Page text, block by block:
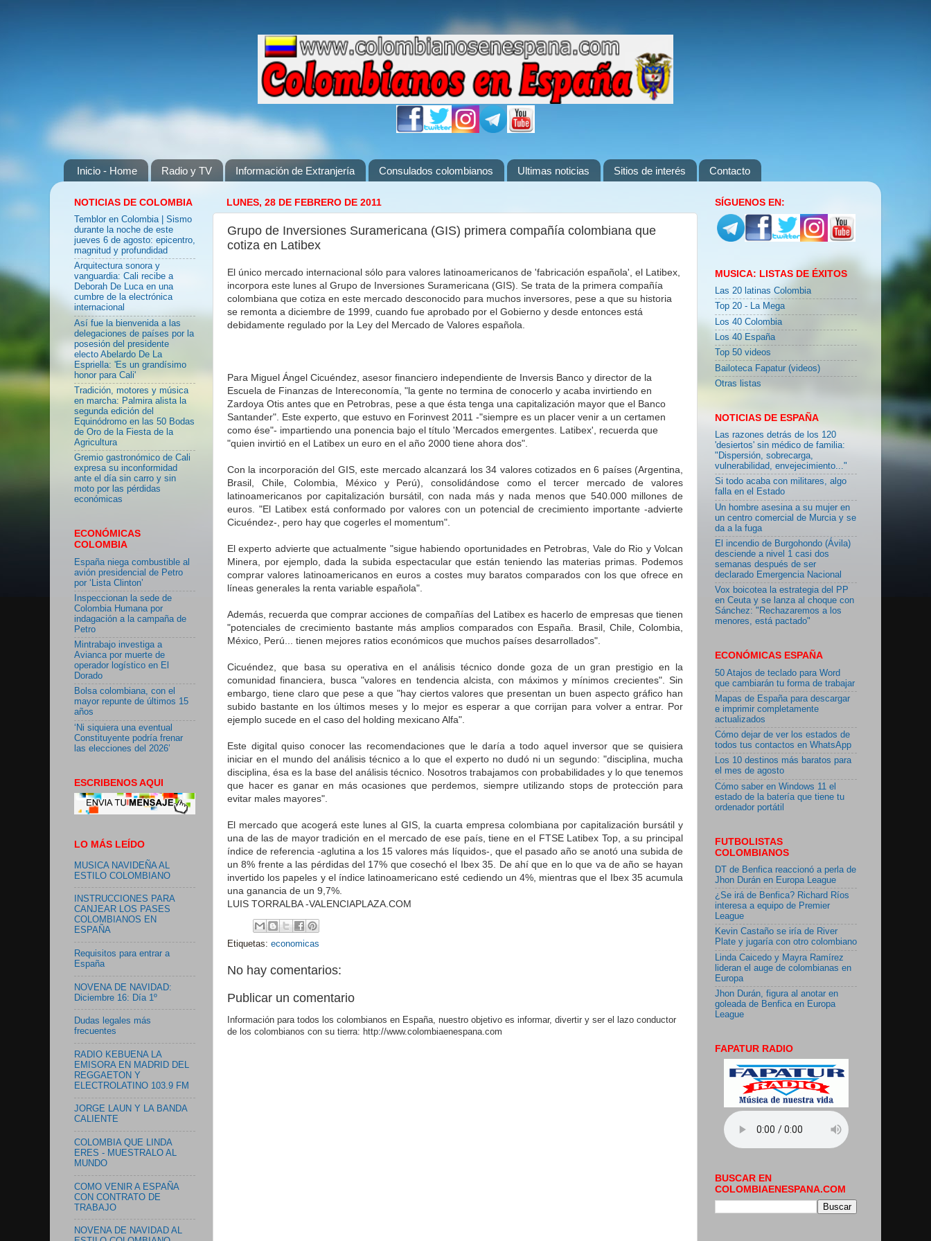
Inicio - Home Radio y TV Información de Extranjería Consulados colombianos Ultimas noticias Sitios de interés Contacto
LUNES, 28 DE FEBRERO DE 2011
Grupo de Inversiones Suramericana (GIS) primera compañía colombiana que
cotiza en Latibex
El único mercado internacional sólo para valores latinoamericanos de 'fabricación española', el Latibex,
incorpora este lunes al Grupo de Inversiones Suramericana (GIS). Se trata de la primera compañía
colombiana que cotiza en este mercado desconocido para muchos inversores, pese a que su historia
se remonta a diciembre de 1999, cuando fue aprobado por el Gobierno y desde entonces está
debidamente regulado por la Ley del Mercado de Valores española.
Para Miguel Ángel Cicuéndez, asesor financiero independiente de Inversis Banco y director de la
Escuela de Finanzas de Intereconomía, "la gente no termina de conocerlo y acaba invirtiendo en
Zardoya Otis antes que en Petrobras, pese a que ésta tenga una capitalización mayor que el Banco
Santander". Este experto, que estuvo en Forinvest 2011 -"siempre es un placer venir a un certamen
como ése"- impartiendo una ponencia bajo el título 'Mercados emergentes. Latibex', recuerda que
"quien invirtió en el Latibex un euro en el año 2000 tiene ahora dos".
Con la incorporación del GIS, este mercado alcanzará los 34 valores cotizados en 6 países (Argentina,
Brasil, Chile, Colombia, México y Perú), consolidándose como el tercer mercado de valores
latinoamericanos por capitalización bursátil, con nada más y nada menos que 540.000 millones de
euros. "El Latibex está conformado por valores con un potencial de crecimiento importante -advierte
Cicuéndez-, pero hay que cogerles el momentum".
El experto advierte que actualmente "sigue habiendo oportunidades en Petrobras, Vale do Rio y Volcan
Minera, por ejemplo, dada la subida espectacular que están teniendo las materias primas. Podemos
comprar valores latinoamericanos en euros a costes muy baratos comparados con los que ofrece en
líneas generales la renta variable española".
Además, recuerda que comprar acciones de compañías del Latibex es hacerlo de empresas que tienen
"potenciales de crecimiento bastante más amplios comparados con España. Brasil, Chile, Colombia,
México, Perú... tienen mejores ratios económicos que muchos países desarrollados".
Cicuéndez, que basa su operativa en el análisis técnico donde goza de un gran prestigio en la
comunidad financiera, busca "valores en tendencia alcista, con máximos y mínimos crecientes". Sin
embargo, tiene claro que pese a que "hay ciertos valores que presentan un buen aspecto gráfico han
subido bastante en los últimos meses y lo mejor es esperar a que corrijan para volver a entrar. Por
ejemplo sucede en el caso del holding mexicano Alfa".
Este digital quiso conocer las recomendaciones que le daría a todo aquel inversor que se quisiera
iniciar en el mundo del análisis técnico a lo que el experto no dudó ni un segundo: "disciplina, mucha
disciplina, ésa es la base del análisis técnico. Nosotros trabajamos con probabilidades y lo que tenemos
que hacer es ganar en más ocasiones que perdemos, siempre utilizando stops de protección para
evitar males mayores".
El mercado que acogerá este lunes al GIS, la cuarta empresa colombiana por capitalización bursátil y
una de las de mayor tradición en el mercado de ese país, tiene en el FTSE Latibex Top, a su principal
índice de referencia -aglutina a los 15 valores más líquidos-, que el pasado año se anotó una subida de
un 8% frente a las pérdidas del 17% que cosechó el Ibex 35. De ahí que en lo que va de año se hayan
invertido los papeles y el índice latinoamericano esté cediendo un 4%, mientras que el Ibex 35 acumula
una ganancia de un 9,7%.
LUIS TORRALBA -VALENCIAPLAZA.COM
Etiquetas: economicas
No hay comentarios:
Publicar un comentario
Información para todos los colombianos en España, nuestro objetivo es informar, divertir y ser el lazo conductor
de los colombianos con su tierra: http://www.colombiaenespana.com
NOTICIAS DE COLOMBIA
Temblor en Colombia | Sismo
durante la noche de este
jueves 6 de agosto: epicentro,
magnitud y profundidad
Arquitectura sonora y
vanguardia: Cali recibe a
Deborah De Luca en una
cumbre de la electrónica
internacional
Así fue la bienvenida a las
delegaciones de países por la
posesión del presidente
electo Abelardo De La
Espriella: 'Es un grandísimo
honor para Cali'
Tradición, motores y música
en marcha: Palmira alista la
segunda edición del
Equinódromo en las 50 Bodas
de Oro de la Fiesta de la
Agricultura
Gremio gastronómico de Cali
expresa su inconformidad
ante el día sin carro y sin
moto por las pérdidas
económicas
ECONÓMICAS
COLOMBIA
España niega combustible al
avión presidencial de Petro
por ‘Lista Clinton’
Inspeccionan la sede de
Colombia Humana por
indagación a la campaña de
Petro
Mintrabajo investiga a
Avianca por muerte de
operador logístico en El
Dorado
Bolsa colombiana, con el
mayor repunte de últimos 15
años
‘Ni siquiera una eventual
Constituyente podría frenar
las elecciones del 2026’
ESCRIBENOS AQUI
LO MÁS LEÍDO
MUSICA NAVIDEÑA AL
ESTILO COLOMBIANO
INSTRUCCIONES PARA
CANJEAR LOS PASES
COLOMBIANOS EN
ESPAÑA
Requisitos para entrar a
España
NOVENA DE NAVIDAD:
Diciembre 16: Día 1º
Dudas legales más
frecuentes
RADIO KEBUENA LA
EMISORA EN MADRID DEL
REGGAETON Y
ELECTROLATINO 103.9 FM
JORGE LAUN Y LA BANDA
CALIENTE
COLOMBIA QUE LINDA
ERES - MUESTRALO AL
MUNDO
COMO VENIR A ESPAÑA
CON CONTRATO DE
TRABAJO
NOVENA DE NAVIDAD AL
SÍGUENOS EN:
MUSICA: LISTAS DE ÉXITOS
Las 20 latinas Colombia
Top 20 - La Mega
Los 40 Colombia
Los 40 España
Top 50 videos
Bailoteca Fapatur (videos)
Otras listas
NOTICIAS DE ESPAÑA
Las razones detrás de los 120
'desiertos' sin médico de familia:
"Dispersión, sobrecarga,
vulnerabilidad, envejecimiento..."
Si todo acaba con militares, algo
falla en el Estado
Un hombre asesina a su mujer en
un centro comercial de Murcia y se
da a la fuga
El incendio de Burgohondo (Ávila)
desciende a nivel 1 casi dos
semanas después de ser
declarado Emergencia Nacional
Vox boicotea la estrategia del PP
en Ceuta y se lanza al choque con
Sánchez: "Rechazaremos a los
menores, está pactado"
ECONÓMICAS ESPAÑA
50 Atajos de teclado para Word
que cambiarán tu forma de trabajar
Mapas de España para descargar
e imprimir completamente
actualizados
Cómo dejar de ver los estados de
todos tus contactos en WhatsApp
Los 10 destinos más baratos para
el mes de agosto
Cómo saber en Windows 11 el
estado de la batería que tiene tu
ordenador portátil
FUTBOLISTAS
COLOMBIANOS
DT de Benfica reaccionó a perla de
Jhon Durán en Europa League
¿Se irá de Benfica? Richard Ríos
interesa a equipo de Premier
League
Kevin Castaño se iría de River
Plate y jugaría con otro colombiano
Linda Caicedo y Mayra Ramírez
lideran el auge de colombianas en
Europa
Jhon Durán, figura al anotar en
goleada de Benfica en Europa
League
FAPATUR RADIO
BUSCAR EN
COLOMBIAENESPANA.COM